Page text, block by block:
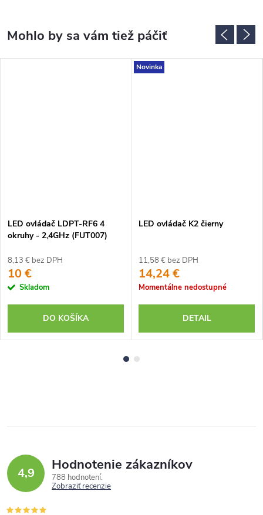
LED ovládač LDPT-RF6 4
okruhy - 2,4GHz (FUT007)
8,13 € bez DPH
10 €
Skladom
DO KOŠÍKA
Novinka
LED ovládač K2 čierny
11,58 € bez DPH
14,24 €
Momentálne nedostupné
DETAIL
4,9 Hodnotenie zákazníkov
788 hodnotení
Zobraziť recenzie